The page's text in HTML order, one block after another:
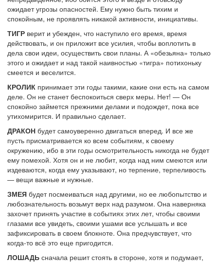
ожидает угрозы опасностей. Ему нужно быть тихим и
спокойным, не проявлять никакой активности, инициативы.
ТИГР верит и убежден, что наступило его время, время
действовать, и он приложит все усилия, чтобы воплотить в
дела свои идеи, осуществить свои планы. А «обезьяна» только
этого и ожидает и над такой наивностью «тигра» потихоньку
смеется и веселится.
КРОЛИК принимает эти годы такими, какие они есть на самом
деле. Он не станет беспокоиться сверх меры. Нет! — Он
спокойно займется прежними делами и подождет, пока все
утихомирится. И правильно сделает.
ДРАКОН будет самоуверенно двигаться вперед. И все же
пусть присматривается ко всем событиям, к своему
окружению, ибо в эти годы осмотрительность никогда не будет
ему помехой. Хотя он и не любит, когда над ним смеются или
издеваются, когда ему указывают, но терпение, терпеливость
— вещи важные и нужные.
ЗМЕЯ будет посмеиваться над другими, но ее любопытство и
любознательность возьмут верх над разумом. Она наверняка
захочет принять участие в событиях этих лет, чтобы своими
глазами все увидеть, своими ушами все услышать и все
зафиксировать в своем блокноте. Она предчувствует, что
когда-то всё это еще пригодится.
ЛОШАДЬ сначала решит стоять в стороне, хотя и подумает,